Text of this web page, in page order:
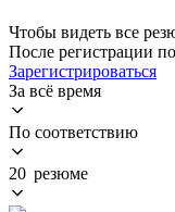
Чтобы видеть все
После регистрации
Зарегистрироваться
За всё время
По соответствию
20 резюме